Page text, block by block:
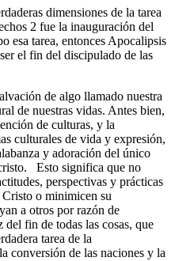
dimensiones de la tarea
2 fue la inauguración del
esa tarea, entonces Apocalipsis
el fin del discipulado de las
de algo llamado nuestra
de nuestras vidas. Antes bien,
de culturas, y la
culturales de vida y expresión,
y adoración del único
Esto significa que no
perspectivas y prácticas
o minimicen su
a otros por razón de
fin de todas las cosas, que
tarea de la
conversión de las naciones y la